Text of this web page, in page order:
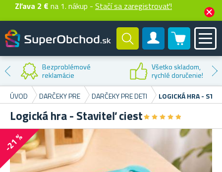
Zľava 2 € na 1. nákup - Stačí sa zaregistrovať!
Zákaznícky účet
0 produktů
Zľava na
prvý nákup
ÚVOD DARČEKY PRE DARČEKY PRE DETI LOGICKÁ HRA -
Logická hra - Staviteľ ciest★★★★★
★★★★★
-21 %